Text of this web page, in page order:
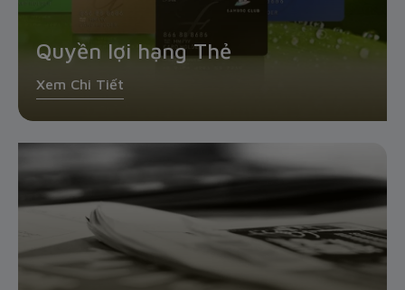
Quyền lợi hạng Thẻ
Xem Chi Tiết